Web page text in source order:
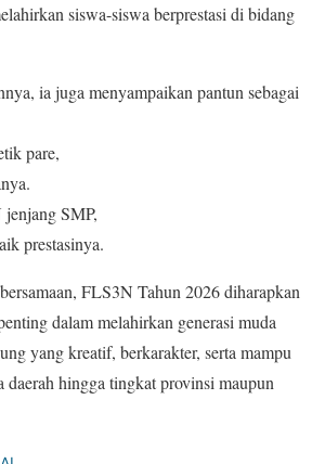
siswa-siswa berprestasi di bidang
ia juga menyampaikan pantun sebagai
pare,
SMP,
prestasinya.
FLS3N Tahun 2026 diharapkan
dalam melahirkan generasi muda
yang kreatif, berkarakter, serta mampu
daerah hingga tingkat provinsi maupun